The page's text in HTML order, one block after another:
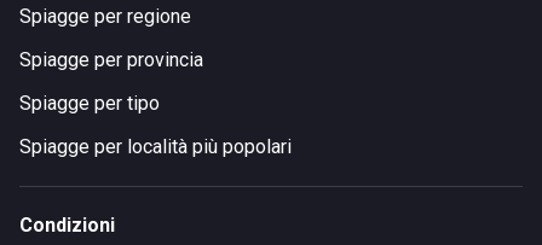
Spiagge per regione
Spiagge per provincia
Spiagge per tipo
Spiagge per località più popolari
Condizioni